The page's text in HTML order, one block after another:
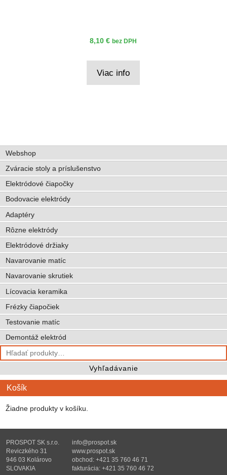
8,10€ bez DPH
Viac info
Webshop
Zváracie stoly a príslušenstvo
Elektródové čiapočky
Bodovacie elektródy
Adaptéry
Rôzne elektródy
Elektródové držiaky
Navarovanie matíc
Navarovanie skrutiek
Lícovacia keramika
Frézky čiapočiek
Testovanie matíc
Demontáž elektród
Hľadať:
Vyhľadávanie
Košík
Žiadne produkty v košíku.
PROSPOT SK s.r.o.
Reviczkého 31
946 03 Kolárovo
SLOVAKIA
info@prospot.sk
www.prospot.sk
obchod: +421 35 760 46 71
fakturácia: +421 35 760 46 72